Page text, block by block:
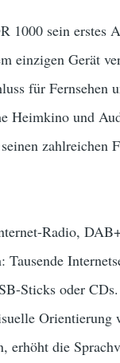
1000 sein erstes
einzigen Gerät
für Fernsehen
Heimkino und
zahlreichen
Radio,
Tausende
Sticks oder
Orientierung
erhöht die